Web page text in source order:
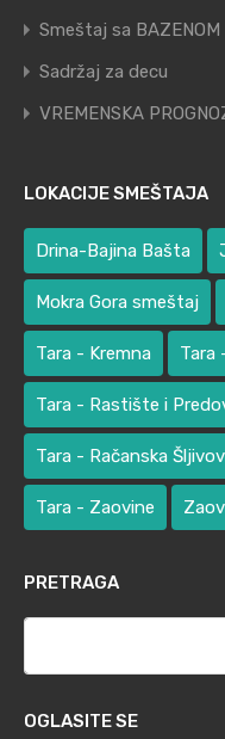
Smeštaj sa BAZENOM
Sadržaj za decu
VREMENSKA
LOKACIJE SMEŠTAJA
Drina-Bajina Bašta
Mokra Gora smeštaj
Tara - Kremna Tara
Tara - Rastište i
Tara - Račanska
Tara - Zaovine
PRETRAGA
OGLASITE SE